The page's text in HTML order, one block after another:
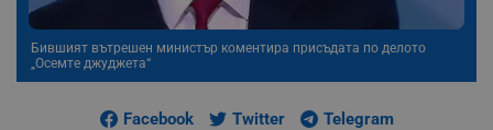
Бившият вътрешен министър коментира присъдата по делото
„Осемте джуджета“
Facebook Twitter Telegram